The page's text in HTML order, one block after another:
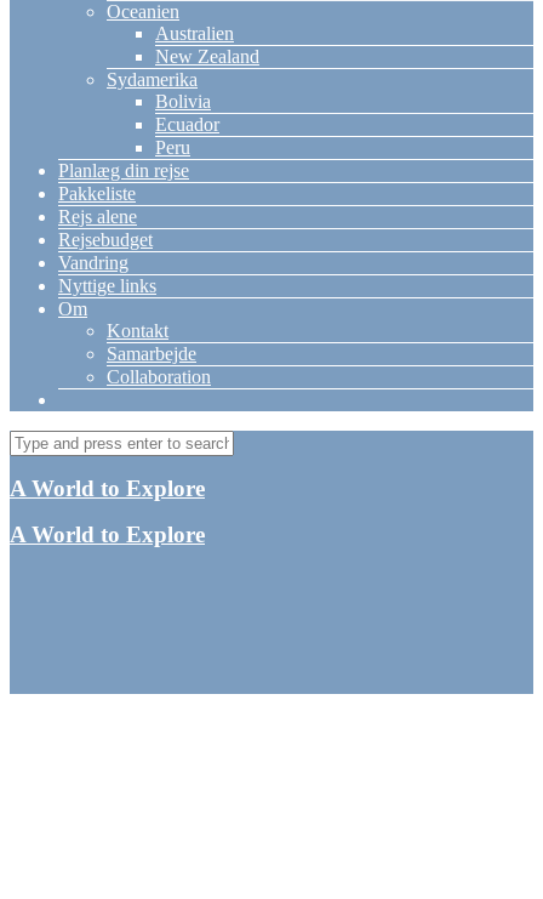
Oceanien
Australien
New Zealand
Sydamerika
Bolivia
Ecuador
Peru
Planlæg din rejse
Pakkeliste
Rejs alene
Rejsebudget
Vandring
Nyttige links
Om
Kontakt
Samarbejde
Collaboration
A World to Explore
A World to Explore